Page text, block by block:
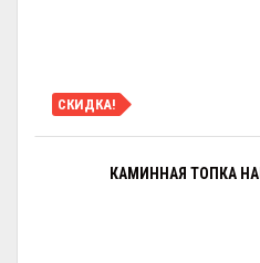
СКИДКА!
КАМИННАЯ ТОПКА